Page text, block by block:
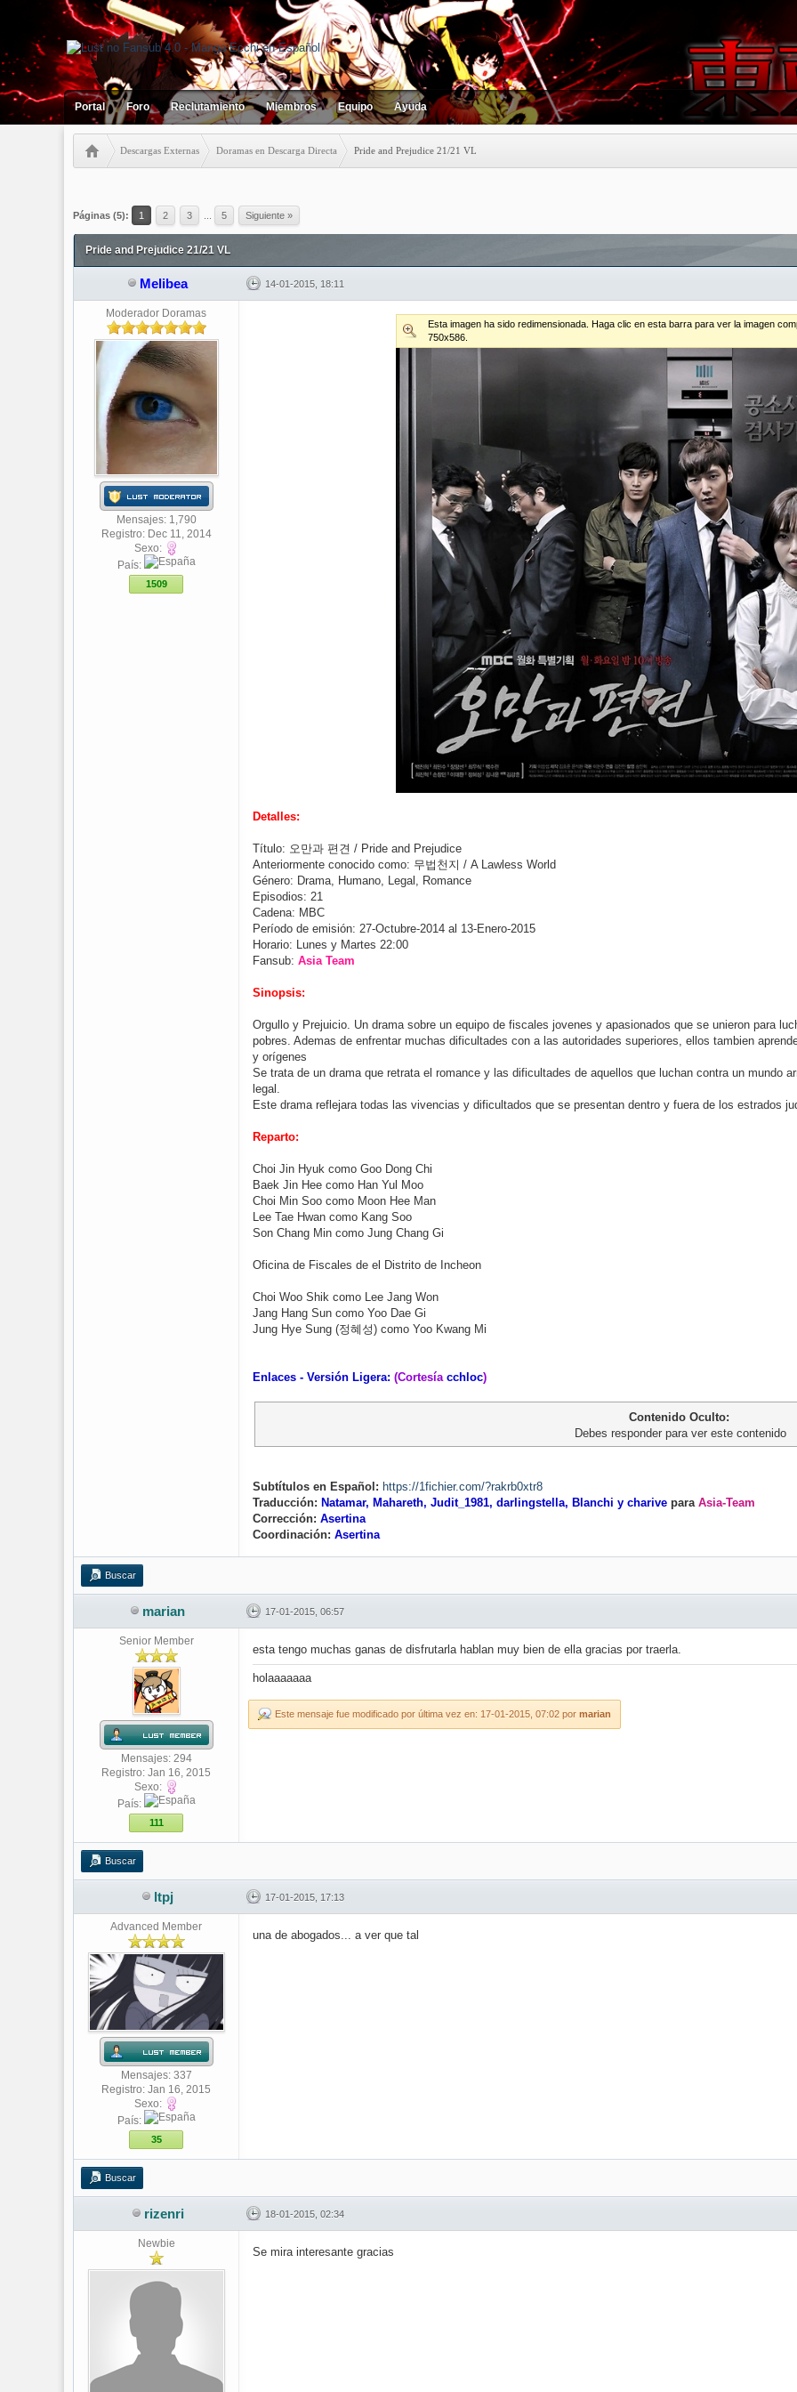
Portal Foro Reclutamiento Miembros Equipo Ayuda
Descargas Externas Doramas en Descarga Directa Pride and Prejudice 21/21 VL
Páginas (5): 1 2 3 5 Siguiente »
2 votos - 3 Media
Pride and Prejudice 21/21 VL
Melibea 14-01-2015, 18:11
Moderador Doramas
Mensajes: 1,790
Registro: Dec 11, 2014
Sexo:
País:
1509
Esta imagen ha sido redimensionada. Haga clic en esta barra para ver la imagen
750x586.
Detalles:
Título: 오만과 편견 / Pride and Prejudice
Anteriormente conocido como: 무법천지 / A Lawless World
Género: Drama, Humano, Legal, Romance
Episodios: 21
Cadena: MBC
Período de emisión: 27-Octubre-2014 al 13-Enero-2015
Horario: Lunes y Martes 22:00
Fansub: Asia Team
Sinopsis:
Orgullo y Prejuicio. Un drama sobre un equipo de fiscales jovenes y apasionados que se unieron para
pobres. Ademas de enfrentar muchas dificultades con a las autoridades superiores, ellos tambien
y orígenes
Se trata de un drama que retrata el romance y las dificultades de aquellos que luchan contra un mundo
legal.
Este drama reflejara todas las vivencias y dificultados que se presentan dentro y fuera de los estrados
Reparto:
Choi Jin Hyuk como Goo Dong Chi
Baek Jin Hee como Han Yul Moo
Choi Min Soo como Moon Hee Man
Lee Tae Hwan como Kang Soo
Son Chang Min como Jung Chang Gi
Oficina de Fiscales de el Distrito de Incheon
Choi Woo Shik como Lee Jang Won
Jang Hang Sun como Yoo Dae Gi
Jung Hye Sung (정혜성) como Yoo Kwang Mi
Enlaces - Versión Ligera: (Cortesía cchloc)
Contenido Oculto:
Debes responder para ver este contenido
Subtítulos en Español: https://1fichier.com/?rakrb0xtr8
Traducción: Natamar, Mahareth, Judit_1981, darlingstella, Blanchi y charive para Asia-Team
Corrección: Asertina
Coordinación: Asertina
Buscar
marian 17-01-2015, 06:57
Senior Member
Mensajes: 294
Registro: Jan 16, 2015
Sexo:
País:
111
esta tengo muchas ganas de disfrutarla hablan muy bien de ella gracias por traerla.
holaaaaaaa
Este mensaje fue modificado por última vez en: 17-01-2015, 07:02 por marian
Buscar
ltpj 17-01-2015, 17:13
Advanced Member
Mensajes: 337
Registro: Jan 16, 2015
Sexo:
País:
35
una de abogados... a ver que tal
Buscar
rizenri 18-01-2015, 02:34
Newbie
Se mira interesante gracias